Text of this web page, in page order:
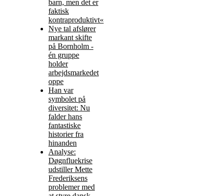
barn, men det er
faktisk
kontraproduktivt«
Nye tal afslører
markant skifte
på Bornholm -
én gruppe
holder
arbejdsmarkedet
oppe
Han var
symbolet på
diversitet: Nu
falder hans
fantastiske
historier fra
hinanden
Analyse:
Døgnfluekrise
udstiller Mette
Frederiksens
problemer med